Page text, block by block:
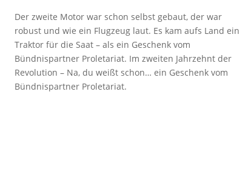
Der zweite Motor war schon selbst gebaut, der war
robust und wie ein Flugzeug laut. Es kam aufs Land ein
Traktor für die Saat – als ein Geschenk vom
Bündnispartner Proletariat. Im zweiten Jahrzehnt der
Revolution – Na, du weißt schon… ein Geschenk vom
Bündnispartner Proletariat.